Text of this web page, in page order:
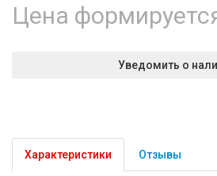
Цена
Уведомить о
Характеристики Отзывы